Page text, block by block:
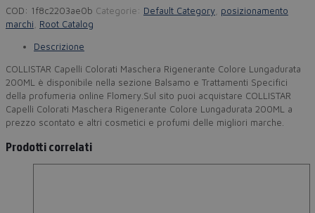
COD: 1f8c2203ae0b Categorie: Default Category posizionamento
marchi
Root Catalog
Descrizione
COLLISTAR Capelli Colorati Maschera Rigenerante Colore Lungadurata
200ML è disponibile nella sezione Balsamo e Trattamenti Specifici
della profumeria online Flomery.Sul sito puoi acquistare COLLISTAR
Capelli Colorati Maschera Rigenerante Colore Lungadurata 200ML a
prezzo scontato e altri cosmetici e profumi delle migliori marche.
Prodotti correlati